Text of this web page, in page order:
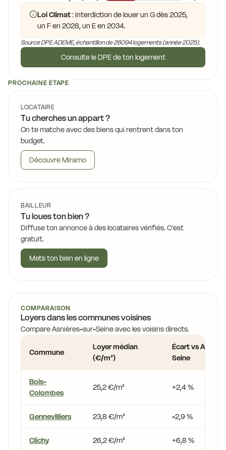
Loi Climat: interdiction de louer un G dès 2025,
un F en 2028, un E en 2034.
Source DPE ADEME, échantillon de 26094 logements (année 2025).
Consulte le DPE de ton logement
PROCHAINE ÉTAPE
LOCATAIRE
Tu cherches un appart ?
On te matche avec des biens qui rentrent dans ton
budget.
Découvre Miramo
BAILLEUR
Tu loues ton bien ?
Diffuse ton annonce à des locataires vérifiés. C'est
gratuit.
Mets ton bien en ligne
COMPARAISON
Loyers dans les communes voisines
Compare Asnières-sur-Seine avec les voisins directs.
Commune
Loyer médian
(€/m²)
Écart vs
Seine
Bois-
Colombes
25,2 €/m² +2,4 %
Gennevilliers 23,8 €/m² -2,9 %
Clichy 26,2 €/m² +6,8 %